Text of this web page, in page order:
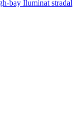
bay Iluminat stradal